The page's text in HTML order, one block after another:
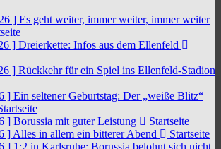
] Es geht weiter, immer weiter, immer weiter
] Dreierkette: Infos aus dem Ellenfeld
] Rückkehr für ein Spiel ins Ellenfeld-Stadion
] Ein seltener Geburtstag: Der „weiße Blitz“
] Borussia mit guter Leistung
Startseite
] Alles in allem ein bitterer Abend
Startseite
] 1:2 in Karlsruhe: Borussia belohnt sich nicht